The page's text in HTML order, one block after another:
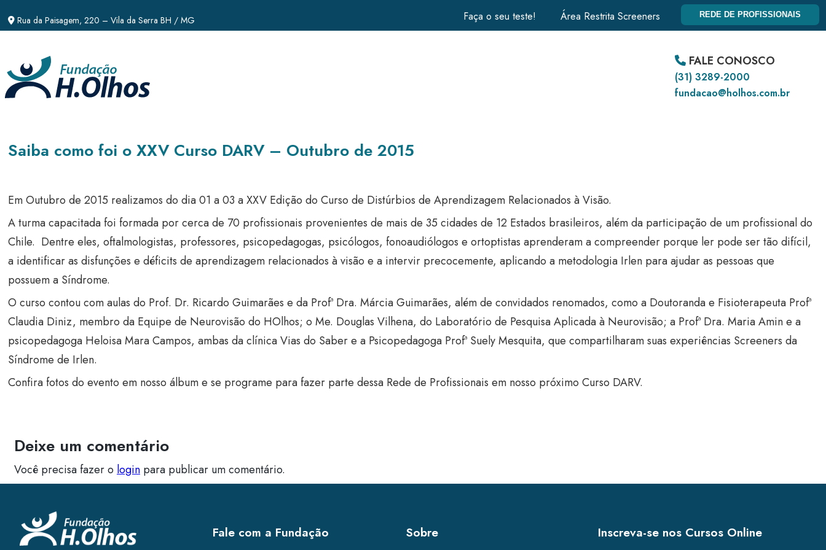
Rua da Paisagem, 220 – Vila da Serra BH / MG Faça o seu teste! Área Restrita Screeners REDE DE PROFISSIONAIS
FALE CONOSCO
(31) 3289-2000
fundacao@holhos.com.br
Saiba como foi o XXV Curso DARV – Outubro de 2015
Em Outubro de 2015 realizamos do dia 01 a 03 a XXV Edição do Curso de Distúrbios de Aprendizagem Relacionados à Visão.
A turma capacitada foi formada por cerca de 70 profissionais provenientes de mais de 35 cidades de 12 Estados brasileiros, além da participação de um profissional do
Chile. Dentre eles, oftalmologistas, professores, psicopedagogas, psicólogos, fonoaudiólogos e ortoptistas aprenderam a compreender porque ler pode ser tão difícil,
a identificar as disfunções e déficits de aprendizagem relacionados à visão e a intervir precocemente, aplicando a metodologia Irlen para ajudar as pessoas que
possuem a Síndrome.
O curso contou com aulas do Prof. Dr. Ricardo Guimarães e da Profª Dra. Márcia Guimarães, além de convidados renomados, como a Doutoranda e Fisioterapeuta Profª
Claudia Diniz, membro da Equipe de Neurovisão do HOlhos; o Me. Douglas Vilhena, do Laboratório de Pesquisa Aplicada à Neurovisão; a Profª Dra. Maria Amin e a
psicopedagoga Heloisa Mara Campos, ambas da clínica Vias do Saber e a Psicopedagoga Profª Suely Mesquita, que compartilharam suas experiências Screeners da
Síndrome de Irlen.
Confira fotos do evento em nosso álbum e se programe para fazer parte dessa Rede de Profissionais em nosso próximo Curso DARV.
Deixe um comentário
Você precisa fazer o login para publicar um comentário.
Fale com a Fundação Sobre Inscreva-se nos Cursos Online